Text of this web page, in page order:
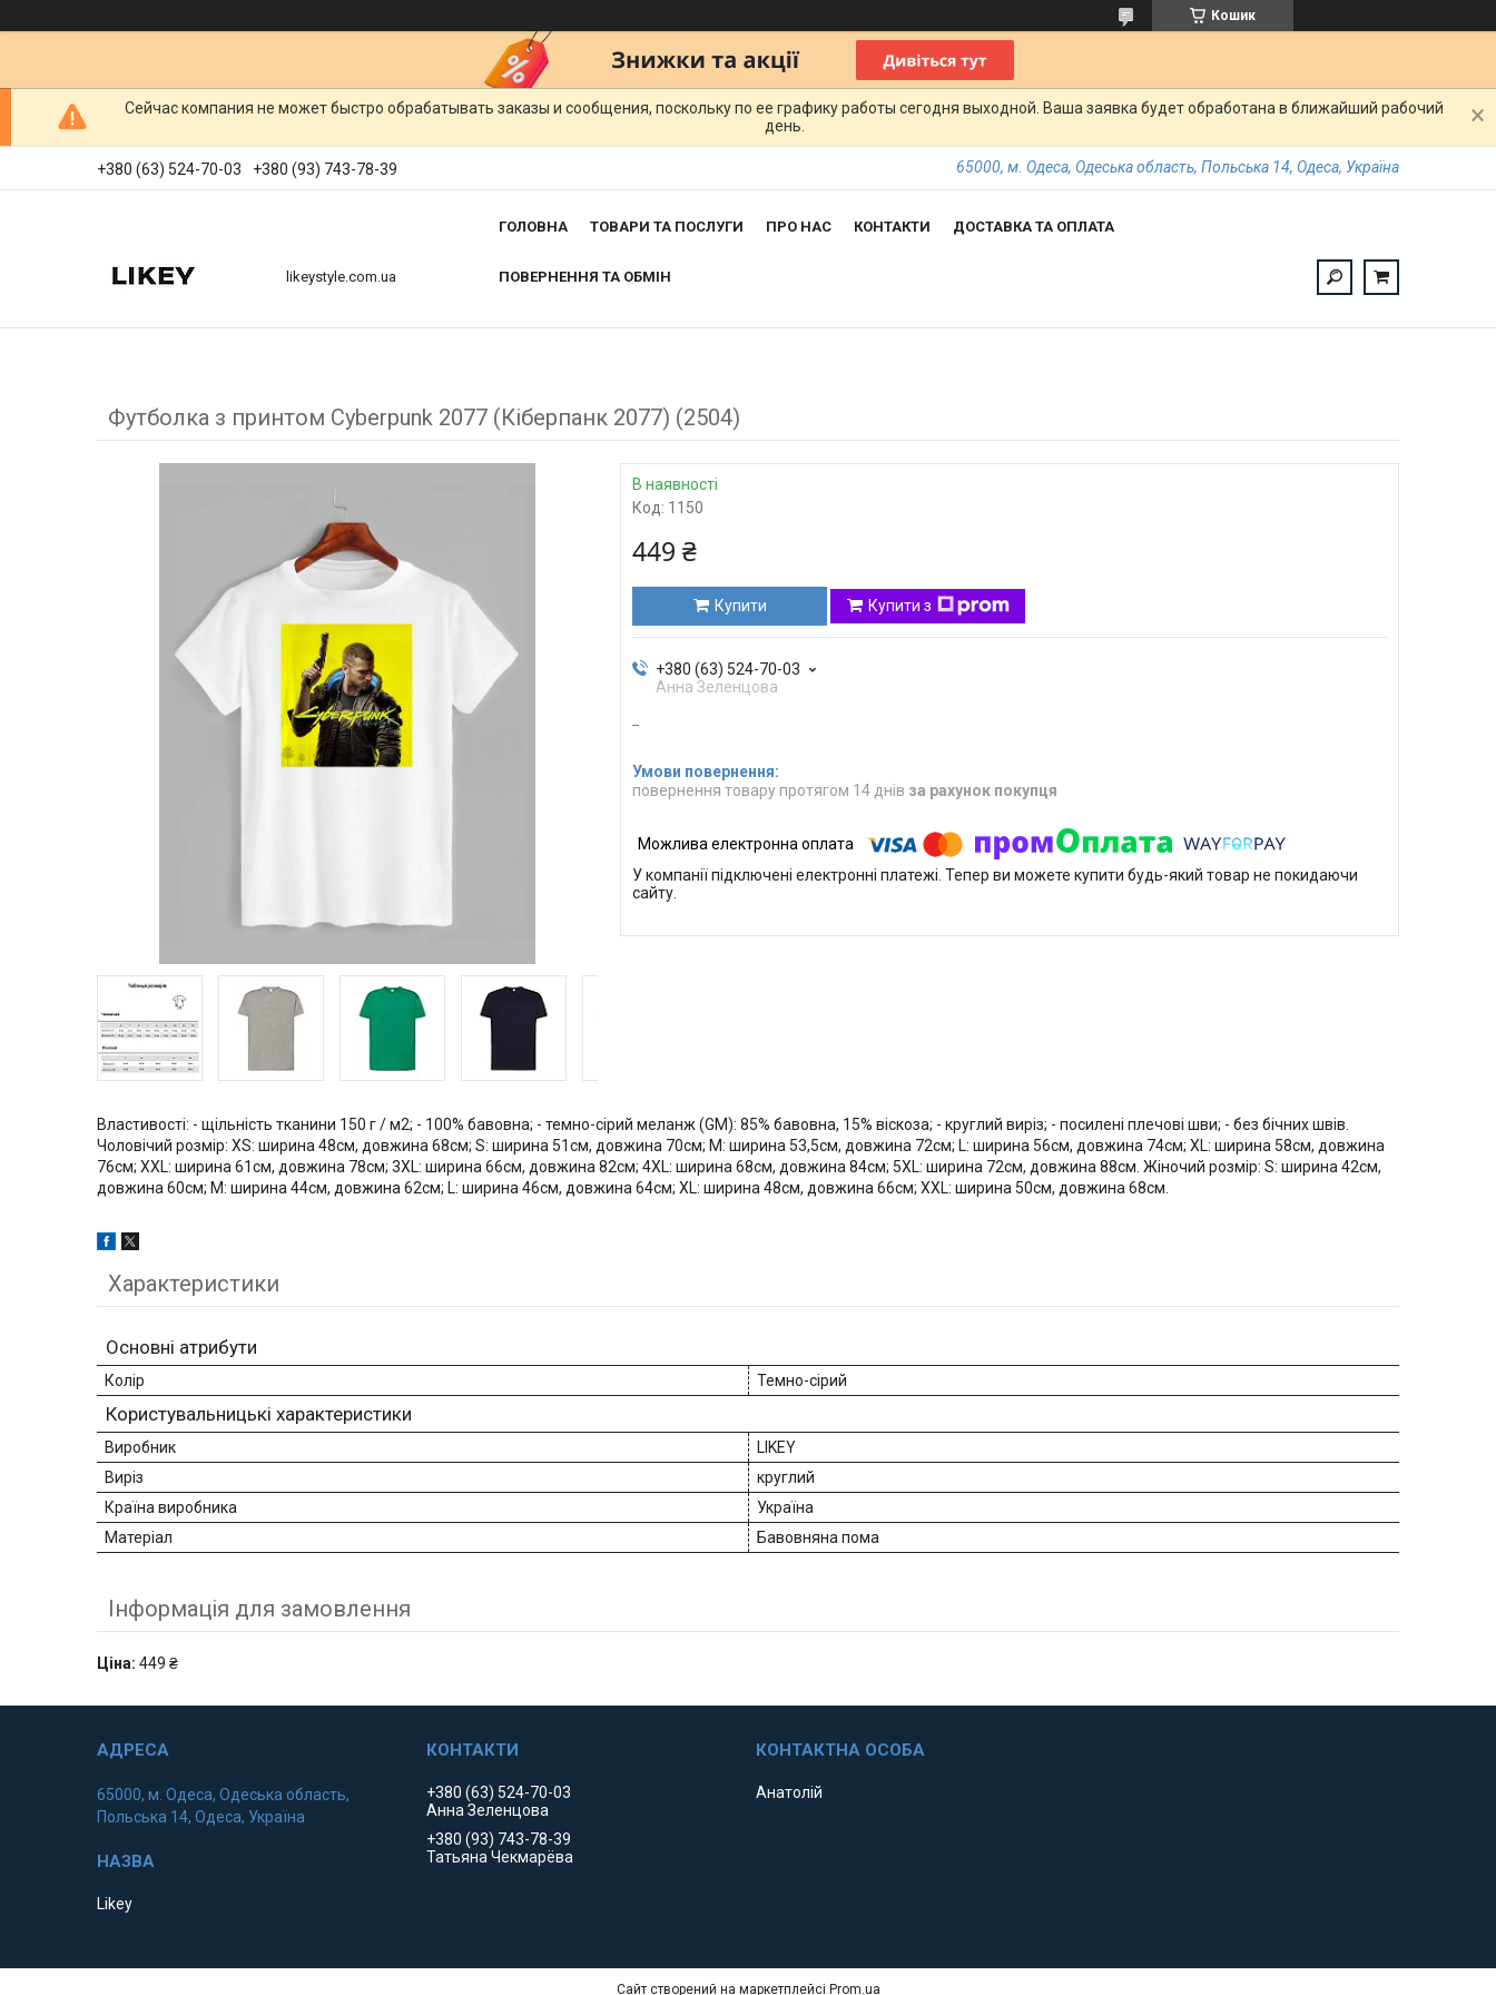
Кошик
Сейчас компания не может быстро обрабатывать заказы и сообщения, поскольку по ее графику работы сегодня выходной. Ваша заявка будет обработана в ближайший рабочий
день.
+380 (63) 524-70-03 +380 (93) 743-78-39 65000, м. Одеса, Одеська область, Польська 14, Одеса, Україна
likeystyle.com.ua
ГОЛОВНА ТОВАРИ ТА ПОСЛУГИ ПРО НАС КОНТАКТИ ДОСТАВКА ТА ОПЛАТА
ПОВЕРНЕННЯ ТА ОБМІН
Футболка з принтом Cyberpunk 2077 (Кіберпанк 2077) (2504)
В наявності
Код: 1150
449 ₴
Купити Купити з
+380 (63) 524-70-03
Анна Зеленцова
повернення товару протягом 14 днів за рахунок покупця
У компанії підключені електронні платежі. Тепер ви можете купити будь-який товар не покидаючи
сайту.
Властивості: - щільність тканини 150 г / м2; - 100% бавовна; - темно-сірий меланж (GM): 85% бавовна, 15% віскоза; - круглий виріз; - посилені плечові шви; - без бічних швів.
Чоловічий розмір: XS: ширина 48см, довжина 68см; S: ширина 51см, довжина 70см; M: ширина 53,5см, довжина 72см; L: ширина 56см, довжина 74см; XL: ширина 58см, довжина
76см; XXL: ширина 61см, довжина 78см; 3XL: ширина 66см, довжина 82см; 4XL: ширина 68см, довжина 84см; 5XL: ширина 72см, довжина 88см. Жіночий розмір: S: ширина 42см,
довжина 60см; M: ширина 44см, довжина 62см; L: ширина 46см, довжина 64см; XL: ширина 48см, довжина 66см; XXL: ширина 50см, довжина 68см.
Характеристики
Основні атрибути
Колір Темно-сірий
Користувальницькі характеристики
Виробник
LIKEY
Виріз
круглий
Країна виробника
Україна
Матеріал
Бавовняна пома
Інформація для замовлення
Ціна: 449 ₴
65000, м. Одеса, Одеська область,
Польська 14, Одеса, Україна
Likey
+380 (63) 524-70-03
Анна Зеленцова
+380 (93) 743-78-39
Татьяна Чекмарёва
Анатолій
Сайт створений на маркетплейсі Prom.ua